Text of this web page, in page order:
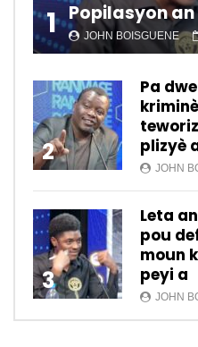
1 JOHN BOISGUENE
2
Pa
plizyè
JOHN
3
Leta
pou
moun
peyi a
JOHN